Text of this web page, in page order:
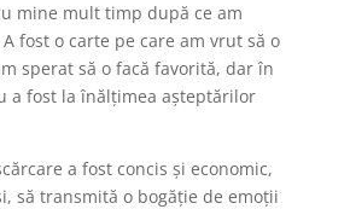
mine mult timp după ce am
fost o carte pe care am vrut să o
sperat să o facă favorită, dar în
a fost la înălțimea așteptărilor
a fost concis și economic,
să transmită o bogăție de emoții